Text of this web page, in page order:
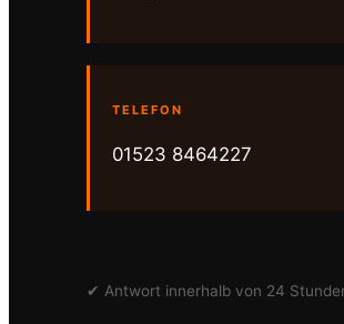
TELEFON
01523 8464227
✔ Antwort innerhalb von 24